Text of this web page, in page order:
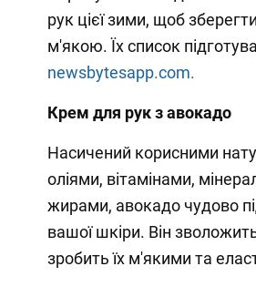
рук цієї зими, щоб
м'якою. Їх список
newsbytesapp.com.
Крем для рук з авокадо
Насичений корисними
оліями, вітамінами,
жирами, авокадо чудово
вашої шкіри. Він
зробить їх м'якими та